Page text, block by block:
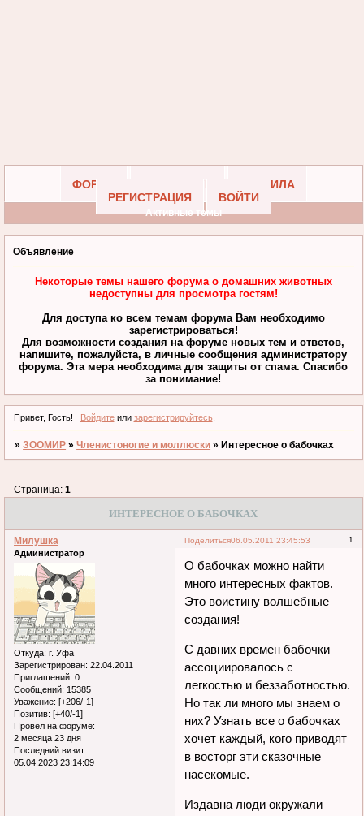
ФОРУМ УЧАСТНИКИ
ПРАВИЛА
РЕГИСТРАЦИЯ
ВОЙТИ
Активные темы
Объявление
Некоторые темы нашего форума о домашних животных
недоступны для просмотра гостям!
Для доступа ко всем темам форума Вам необходимо
зарегистрироваться!
Для возможности создания на форуме новых тем и ответов,
напишите, пожалуйста, в личные сообщения администратору
форума. Эта мера необходима для защиты от спама. Спасибо
за понимание!
Привет, Гость! Войдитеили зарегистрируйтесь.
»ЗООМИР »Членистоногие и моллюски » Интересное о бабочках
ИНТЕРЕСНОЕ О БАБОЧКАХ
Страница:1
Поделиться 1
06.05.2011 23:45:53
Милушка
Администратор
Откуда: г. Уфа
Зарегистрирован: 22.04.2011
Приглашений: 0
Сообщений: 15385
Уважение: [+206/-1]
Позитив: [+40/-1]
Провел на форуме:
2 месяца 23 дня
Последний визит:
05.04.2023 23:14:09
О бабочках можно найти
много интересных фактов.
Это воистину волшебные
создания!
С давних времен бабочки
ассоциировалось с
легкостью и беззаботностью.
Но так ли много мы знаем о
них? Узнать все о бабочках
хочет каждый, кого приводят
в восторг эти сказочные
насекомые.
Издавна люди окружали